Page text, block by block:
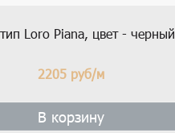
Loro Piana, цвет - черный
2205 руб/м
В корзину